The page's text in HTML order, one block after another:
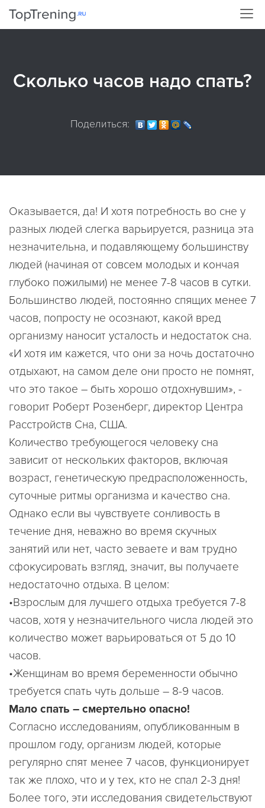
Сколько часов надо спать?
Поделиться:
Оказывается, да! И хотя потребность во сне у
разных людей слегка варьируется, разница эта
незначительна, и подавляющему большинству
людей (начиная от совсем молодых и кончая
глубоко пожилыми) не менее 7-8 часов в сутки.
Большинство людей, постоянно спящих менее 7
часов, попросту не осознают, какой вред
организму наносит усталость и недостаток сна.
«И хотя им кажется, что они за ночь достаточно
отдыхают, на самом деле они просто не помнят,
что это такое – быть хорошо отдохнувшим», -
говорит Роберт Розенберг, директор Центра
Расстройств Сна, США.
Количество требующегося человеку сна
зависит от нескольких факторов, включая
возраст, генетическую предрасположенность,
суточные ритмы организма и качество сна.
Однако если вы чувствуете сонливость в
течение дня, неважно во время скучных
занятий или нет, часто зеваете и вам трудно
сфокусировать взгляд, значит, вы получаете
недостаточно отдыха. В целом:
•Взрослым для лучшего отдыха требуется 7-8
часов, хотя у незначительного числа людей это
количество может варьироваться от 5 до 10
часов.
•Женщинам во время беременности обычно
требуется спать чуть дольше – 8-9 часов.
Мало спать – смертельно опасно!
Согласно исследованиям, опубликованным в
прошлом году, организм людей, которые
регулярно спят менее 7 часов, функционирует
так же плохо, что и у тех, кто не спал 2-3 дня!
Более того, эти исследования свидетельствуют